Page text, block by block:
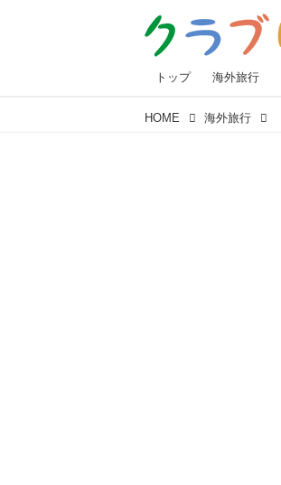
トップ 海外旅行
HOME 海外旅行